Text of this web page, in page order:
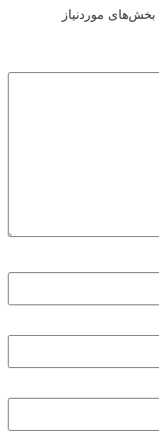
بخش‌های موردنیاز